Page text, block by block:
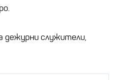
дежурни служители,